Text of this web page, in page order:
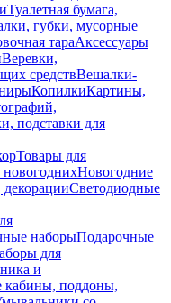
Туалетная бумага,
губки, мусорные
тараАксессуары
Веревки,
средствВешалки-
КопилкиКартины,
подставки для
Товары для
новогоднихНовогодние
Светодиодные
наборыПодарочные
для
и
кабины, поддоны,